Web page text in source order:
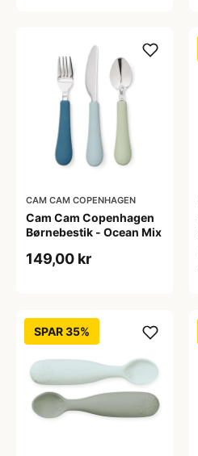
CAM CAM COPENHAGEN
Cam Cam Copenhagen
Børnebestik - Ocean Mix
149,00 kr
SPAR 35%